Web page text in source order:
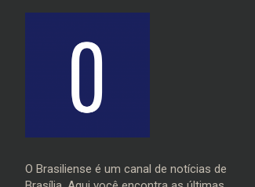
O Brasiliense é um canal de notícias de